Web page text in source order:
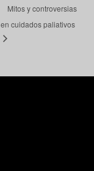
Mitos y controversias
en cuidados paliativos